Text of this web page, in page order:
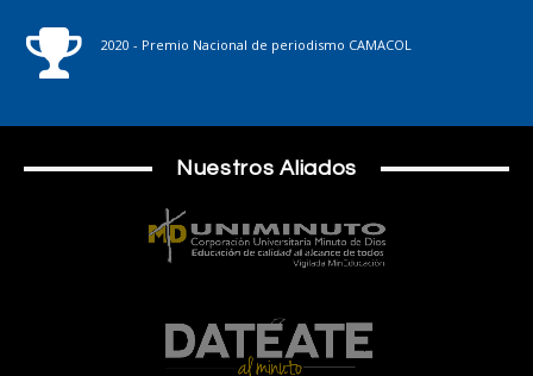
2020 - Premio Nacional de periodismo CAMACOL
Nuestros Aliados